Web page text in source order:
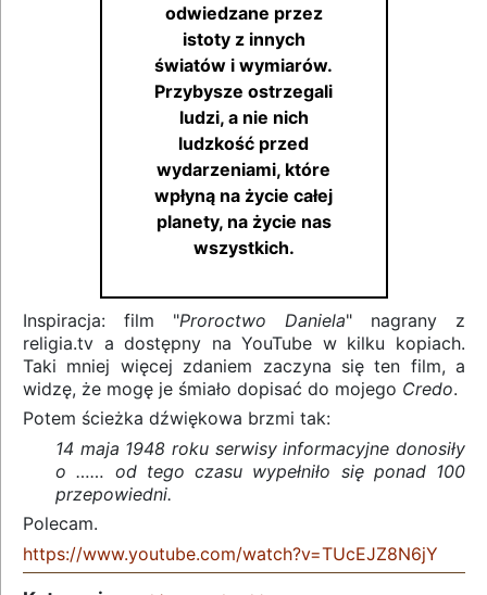
odwiedzane przez
istoty z innych
światów i wymiarów.
Przybysze ostrzegali
ludzi, a nie nich
ludzkość przed
wydarzeniami, które
wpłyną na życie całej
planety, na życie nas
wszystkich.
Inspiracja: film "Proroctwo Daniela" nagrany z
religia.tv a dostępny na YouTube w kilku kopiach.
Taki mniej więcej zdaniem zaczyna się ten film, a
widzę, że mogę je śmiało dopisać do mojego Credo.
Potem ścieżka dźwiękowa brzmi tak:
14 maja 1948 roku serwisy informacyjne donosiły
o …… od tego czasu wypełniło się ponad 100
przepowiedni.
Polecam.
https://www.youtube.com/watch?v=TUcEJZ8N6jY